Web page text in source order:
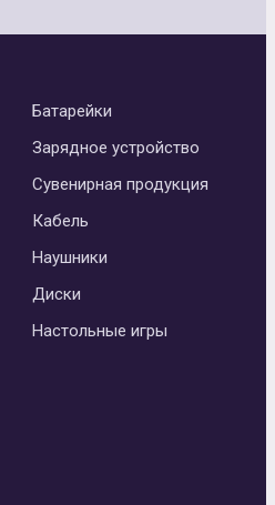
Батарейки
Зарядное устройство
Сувенирная продукция
Кабель
Наушники
Диски
Настольные игры